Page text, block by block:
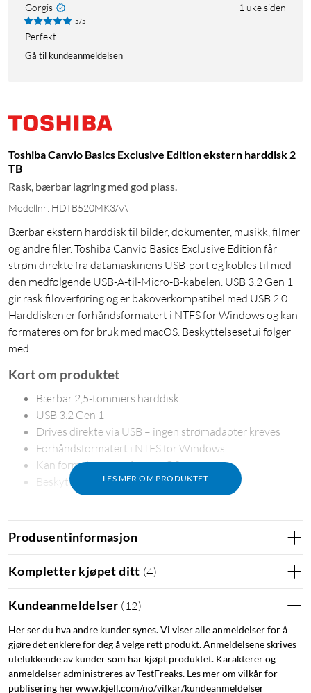
Gorgis 1 uke siden
5/5
Perfekt
Gå til kundeanmeldelsen
Toshiba Canvio Basics Exclusive Edition ekstern harddisk 2
TB
Rask, bærbar lagring med god plass.
Modellnr: HDTB520MK3AA
Bærbar ekstern harddisk til bilder, dokumenter, musikk, filmer
og andre filer. Toshiba Canvio Basics Exclusive Edition får
strøm direkte fra datamaskinens USB-port og kobles til med
den medfølgende USB-A-til-Micro-B-kabelen. USB 3.2 Gen 1
gir rask filoverføring og er bakoverkompatibel med USB 2.0.
Harddisken er forhåndsformatert i NTFS for Windows og kan
formateres om for bruk med macOS. Beskyttelsesetui følger
med.
LES MER OM PRODUKTET
Kort om produktet
Bærbar 2,5-tommers harddisk
USB 3.2 Gen 1
Drives direkte via USB – ingen strømadapter kreves
Forhåndsformatert i NTFS for Windows
Kan formateres om for macOS
Beskyttelsesetui følger med
Toshiba Canvio Basics Exclusive Edition gir ekstra
passer til dokumenter, bilder, musikk og filmer, og fungerer
Den kompakte 2,5-tommers harddisken får strøm direkte fra
datamaskinens USB-port. Det betyr at du bare trenger den
medfølgende USB-kabelen – ingen separat strømadapter.
Produsentinformasjon
Kompletter kjøpet ditt (4)
Kundeanmeldelser ( 12)
Her ser du hva andre kunder synes. Vi viser alle anmeldelser for å
gjøre det enklere for deg å velge rett produkt. Anmeldelsene skrives
utelukkende av kunder som har kjøpt produktet. Karakterer og
anmeldelser administreres av TestFreaks. Les mer om vilkår for
publisering her www.kjell.com/no/vilkar/kundeanmeldelser